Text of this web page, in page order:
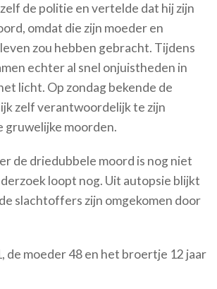
de politie en vertelde dat hij zijn
omdat die zijn moeder en
zou hebben gebracht. Tijdens
echter al snel onjuistheden in
licht. Op zondag bekende de
zelf verantwoordelijk te zijn
gruwelijke moorden.
de driedubbele moord is nog niet
loopt nog. Uit autopsie blijkt
slachtoffers zijn omgekomen door
de moeder 48 en het broertje 12 jaar